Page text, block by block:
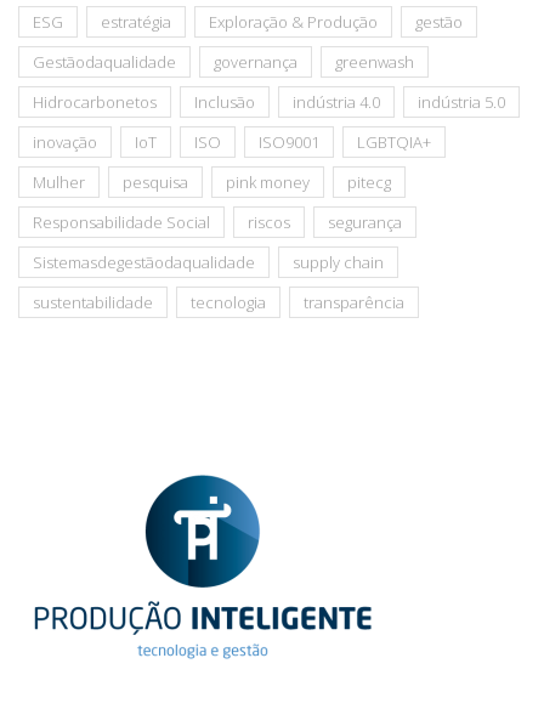
ESG
estratégia Exploração & Produção
gestão
Gestãodaqualidade
governança
greenwash
Hidrocarbonetos
Inclusão indústria 4.0
indústria 5.0
inovação
IoT ISO ISO9001
LGBTQIA+
Mulher
pesquisa pink money
pitecg
Responsabilidade Social
riscos
segurança
Sistemasdegestãodaqualidade
supply chain
sustentabilidade
tecnologia transparência